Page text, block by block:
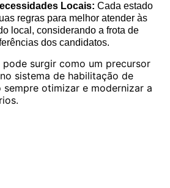
Locais: Cada estado
regras para melhor atender às
local, considerando a frota de
dos candidatos.
pode surgir como um precursor
sistema de habilitação de
otimizar e modernizar a